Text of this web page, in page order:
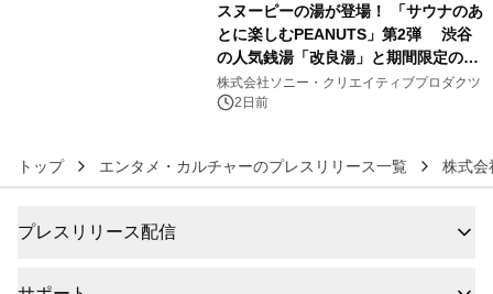
スヌーピーの湯が登場！ 「サウナのあ
とに楽しむPEANUTS」第2弾 渋谷
の人気銭湯「改良湯」と期間限定のコ
ラボレーション サウナイキタイコラ
ボグッズも発売決定！
株式会社ソニー・クリエイティブプロダクツ
2日前
トップ エンタメ・カルチャーのプレスリリース一覧 株式会
プレスリリース配信